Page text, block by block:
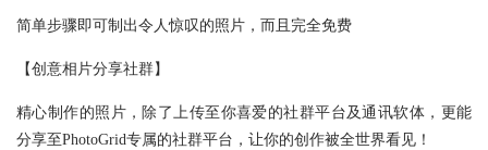
简单步骤即可制出令人惊叹的照片，而且完全免费
【创意相片分享社群】
精心制作的照片，除了上传至你喜爱的社群平台及通讯软体，更能
分享至PhotoGrid专属的社群平台，让你的创作被全世界看见！